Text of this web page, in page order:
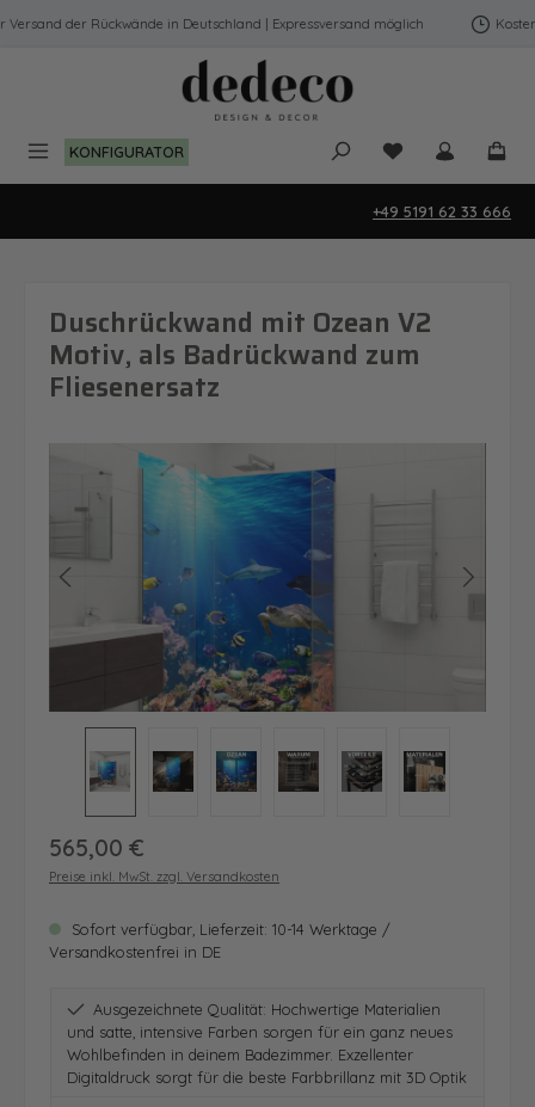
Zum Hauptinhalt springen
der Rückwände in Deutschland | Expressversand möglich
KONFIGURATOR Du hast 0
+49 5191 62 33 666
Duschrückwand mit Ozean V2
Motiv, als Badrückwand zum
Fliesenersatz
Bildergalerie überspringen
Regulärer Preis:
565,00 €
Preise inkl. MwSt. zzgl. Versandkosten
Sofort verfügbar, Lieferzeit: 10-14 Werktage /
Versandkostenfrei in DE
Ausgezeichnete Qualität: Hochwertige Materialien
und satte, intensive Farben sorgen für ein ganz neues
Wohlbefinden in deinem Badezimmer. Exzellenter
Digitaldruck sorgt für die beste Farbbrillanz mit 3D Optik